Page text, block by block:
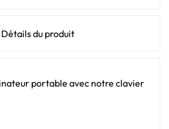
Détails du produit
portable avec notre clavier